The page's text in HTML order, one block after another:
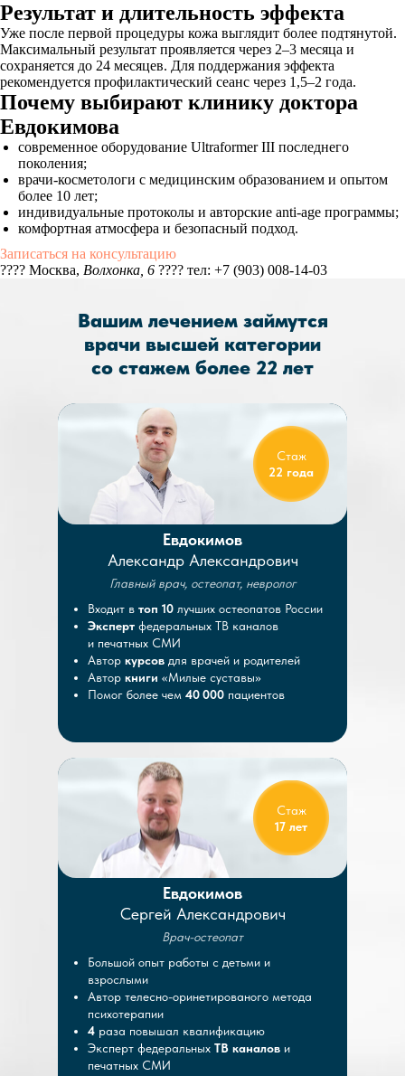
Результат и длительность эффекта
Уже после первой процедуры кожа выглядит более подтянутой.
Максимальный результат проявляется через 2–3 месяца и
сохраняется до 24 месяцев. Для поддержания эффекта
рекомендуется профилактический сеанс через 1,5–2 года.
Почему выбирают клинику доктора
Евдокимова
современное оборудование Ultraformer III последнего
поколения;
врачи-косметологи с медицинским образованием и опытом
более 10 лет;
индивидуальные протоколы и авторские anti-age программы;
комфортная атмосфера и безопасный подход.
Записаться на консультацию
???? Москва, Волхонка, 6 ???? тел: +7 (903) 008-14-03
Вашим лечением займутся
врачи высшей категории
со стажем более 22 лет
Евдокимов
Александр Александрович
Главный врач, остеопат, невролог
Входит в топ 10 лучших остеопатов России
Эксперт федеральных ТВ каналов
и печатных СМИ
Автор курсов для врачей и родителей
Автор книги «Милые суставы»
Помог более чем 40 000 пациентов
Евдокимов
Сергей Александрович
Большой опыт работы с детьми и
взрослыми
Автор телесно-оринетированого метода
психотерапии
4 раза повышал квалификацию
Эксперт федеральных ТВ каналов и
печатных СМИ
Врач-остеопат
Стаж
22 года
Стаж
17 лет